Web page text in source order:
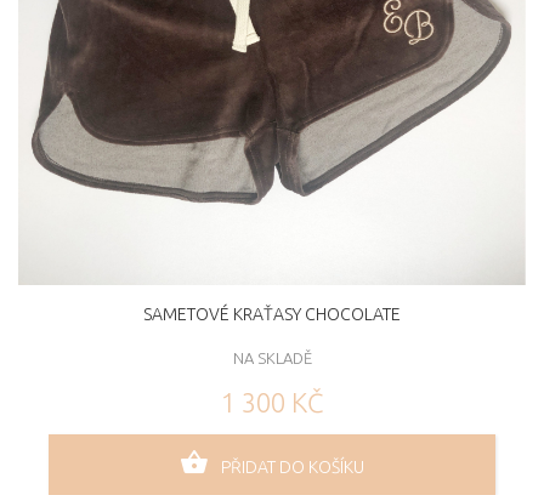
SAMETOVÉ KRAŤASY CHOCOLATE
NA SKLADĚ
1 300 KČ
PŘIDAT DO KOŠÍKU